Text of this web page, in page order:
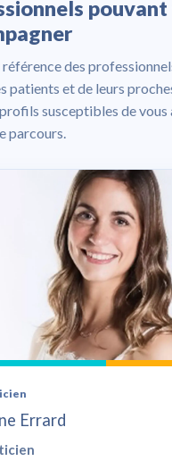
pouvant
des
patients et de leurs
susceptibles de
parcours.
Errard